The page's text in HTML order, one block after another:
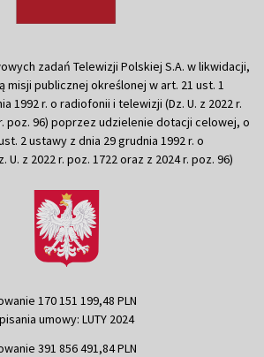
zadań Telewizji Polskiej S.A. w likwidacji,
misji publicznej określonej w art. 21 ust. 1
1992 r. o radiofonii i telewizji (Dz. U. z 2022 r.
poz. 96) poprzez udzielenie dotacji celowej, o
2 ustawy z dnia 29 grudnia 1992 r. o
z 2022 r. poz. 1722 oraz z 2024 r. poz. 96)
170 151 199,48 PLN
umowy: LUTY 2024
391 856 491,84 PLN